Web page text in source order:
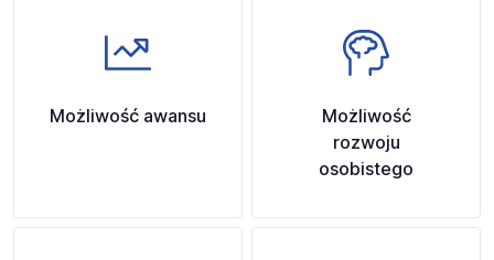
Możliwość awansu
Możliwość
rozwoju
osobistego